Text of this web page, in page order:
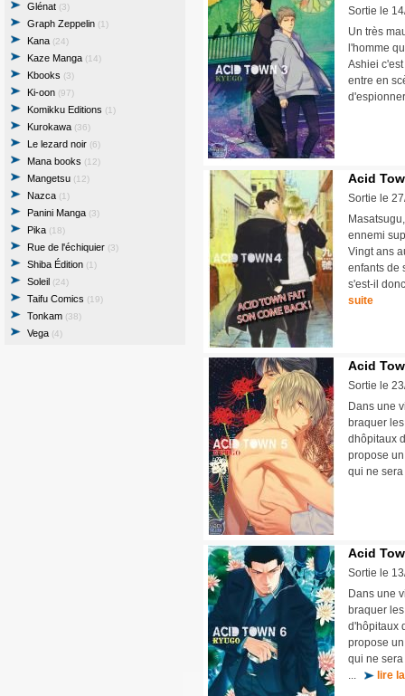
Glénat (3)
Graph Zeppelin (1)
Kana (24)
Kaze Manga (14)
Kbooks (3)
Ki-oon (97)
Komikku Editions (1)
Kurokawa (36)
Le lezard noir (6)
Mana books (12)
Mangetsu (12)
Nazca (1)
Panini Manga (3)
Pika (18)
Rue de l'échiquier (3)
Shiba Édition (1)
Soleil (24)
Taifu Comics (19)
Tonkam (38)
Vega (4)
Sortie le
Un très
l'homme
Ashiei
entre en
Acid
Sortie le
ennemi
Vingt ans
enfants de
s'est-il
suite
Acid
Sortie le
Dans une
braquer
dhôpitaux
propose
qui ne
Acid
Sortie le
Dans une
braquer
d'hôpitaux
propose
qui ne
...
lire